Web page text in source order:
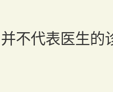
并不代表医生的